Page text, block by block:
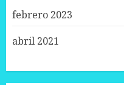
febrero 2023
abril 2021